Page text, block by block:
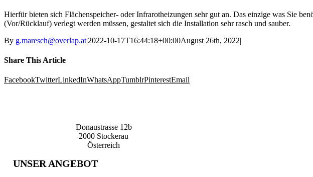
Hierfür bieten sich Flächenspeicher- oder Infrarotheizungen sehr gut an. Das einzige was Sie
(Vor/Rücklauf) verlegt werden müssen, gestaltet sich die Installation sehr rasch und sauber.
By g.maresch@overlap.at|2022-10-17T16:44:18+00:00August 26th, 2022|
Share This Article
FacebookTwitterLinkedInWhatsAppTumblrPinterestEmail
Donaustrasse 12b
2000 Stockerau
Österreich
UNSER ANGEBOT